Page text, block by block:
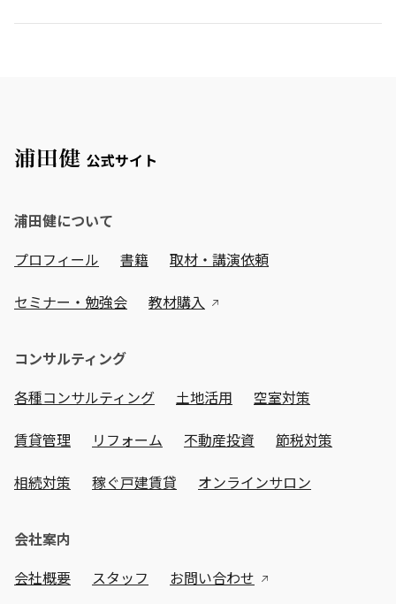
浦田健について
プロフィール
書籍 取材・講演依頼
セミナー・勉強会 教材購入
コンサルティング
各種コンサルティング
土地活用 空室対策
賃貸管理 リフォーム 不動産投資 節税対策
相続対策 稼ぐ戸建賃貸 オンラインサロン
会社案内
会社概要
スタッフ お問い合わせ